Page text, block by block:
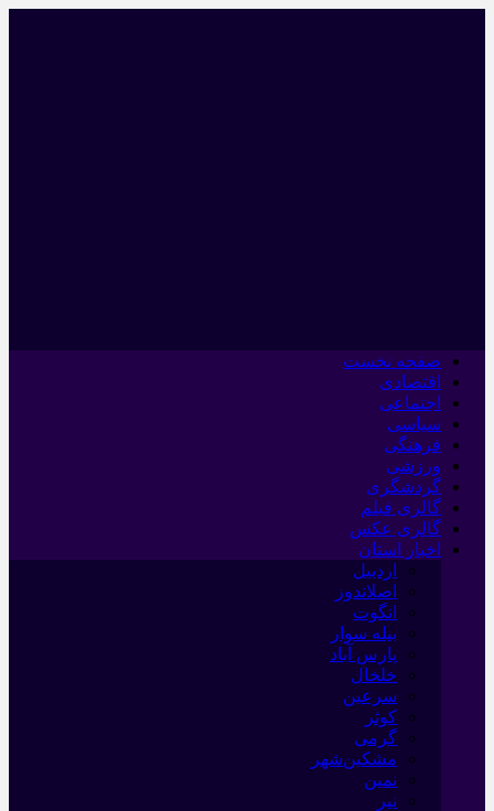
صفحه نخست
اقتصادی
اجتماعی
سیاسی
فرهنگی
ورزشی
گردشگری
گالری فیلم
گالری عکس
اخبار استان
اردبیل
اصلاندوز
انگوت
بیله سوار
پارس آباد
خلخال
سرعین
کوثر
گرمی
مشکین‌شهر
نمین
نیر